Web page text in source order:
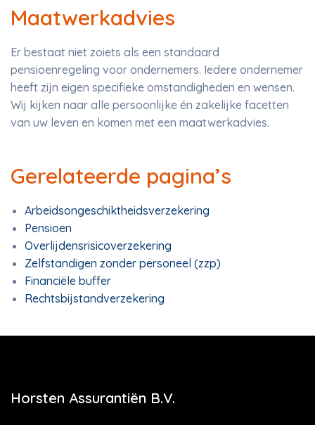
Maatwerkadvies
Er bestaat niet zoiets als een standaard
pensioenregeling voor ondernemers. Iedere ondernemer
heeft zijn eigen specifieke omstandigheden en wensen.
Wij kijken naar alle persoonlijke én zakelijke facetten
van uw leven en komen met een maatwerkadvies.
Gerelateerde pagina’s
Arbeidsongeschiktheidsverzekering
Pensioen
Overlijdensrisicoverzekering
Zelfstandigen zonder personeel (zzp)
Financiële buffer
Rechtsbijstandverzekering
Horsten Assurantiën B.V.